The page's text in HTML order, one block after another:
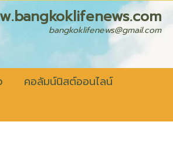
bangkoklifenews@gmail.com
คอลัมน์นิสต์ออนไลน์